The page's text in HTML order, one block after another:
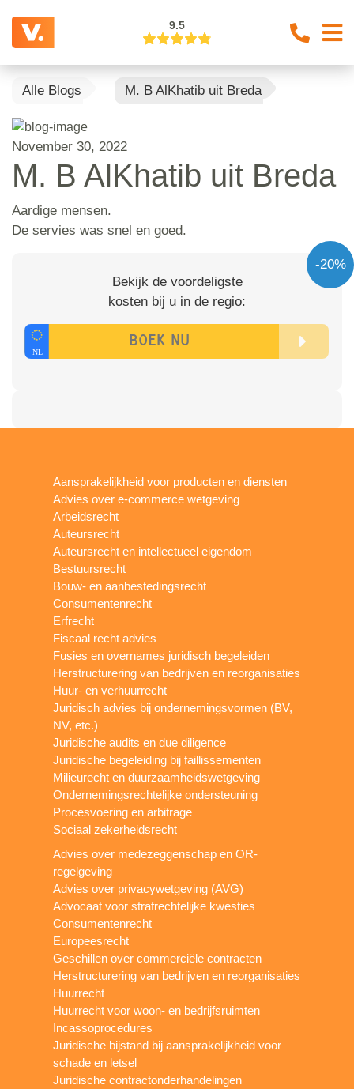
9.5
Alle Blogs M. B AlKhatib uit Breda
November 30, 2022
M. B AlKhatib uit Breda
Aardige mensen.
De servies was snel en goed.
-20%
Bekijk de voordeligste
kosten bij u in de regio:
Aansprakelijkheid voor producten en diensten
Advies over e-commerce wetgeving
Arbeidsrecht
Auteursrecht
Auteursrecht en intellectueel eigendom
Bestuursrecht
Bouw- en aanbestedingsrecht
Consumentenrecht
Erfrecht
Fiscaal recht advies
Fusies en overnames juridisch begeleiden
Herstructurering van bedrijven en reorganisaties
Huur- en verhuurrecht
Juridisch advies bij ondernemingsvormen (BV,
NV, etc.)
Juridische audits en due diligence
Juridische begeleiding bij faillissementen
Milieurecht en duurzaamheidswetgeving
Ondernemingsrechtelijke ondersteuning
Procesvoering en arbitrage
Sociaal zekerheidsrecht
Advies over medezeggenschap en OR-
regelgeving
Advies over privacywetgeving (AVG)
Advocaat voor strafrechtelijke kwesties
Consumentenrecht
Europeesrecht
Geschillen over commerciële contracten
Herstructurering van bedrijven en reorganisaties
Huurrecht
Huurrecht voor woon- en bedrijfsruimten
Incassoprocedures
Juridische bijstand bij aansprakelijkheid voor
schade en letsel
Juridische contractonderhandelingen